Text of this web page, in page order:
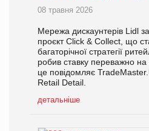
08 травня 2026
Мережа дискаунтерів Lidl
проєкт Click & Collect, що
багаторічної стратегії
робив ставку переважно
це повідомляє
Retail Detail.
детальніше